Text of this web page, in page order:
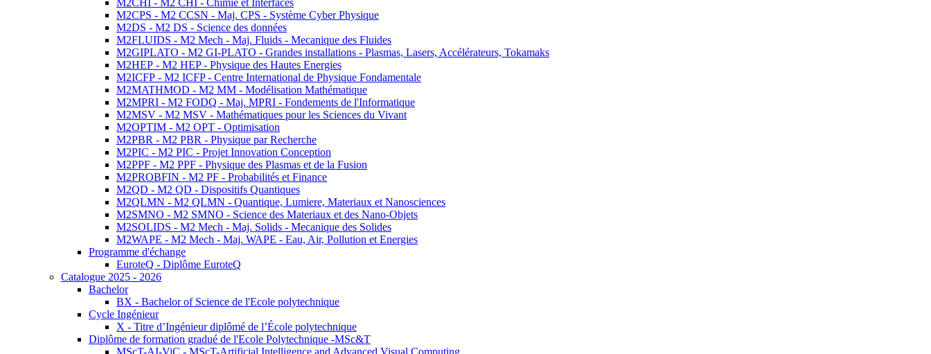
M2CHI - M2 CHI - Chimie et Interfaces
M2CPS - M2 CCSN - Maj. CPS - Système Cyber Physique
M2DS - M2 DS - Science des données
M2FLUIDS - M2 Mech - Maj. Fluids - Mecanique des Fluides
M2GIPLATO - M2 GI-PLATO - Grandes installations - Plasmas, Lasers, Accélérateurs, Tokamaks
M2HEP - M2 HEP - Physique des Hautes Energies
M2ICFP - M2 ICFP - Centre International de Physique Fondamentale
M2MATHMOD - M2 MM - Modélisation Mathématique
M2MPRI - M2 FODQ - Maj. MPRI - Fondements de l'Informatique
M2MSV - M2 MSV - Mathématiques pour les Sciences du Vivant
M2OPTIM - M2 OPT - Optimisation
M2PBR - M2 PBR - Physique par Recherche
M2PIC - M2 PIC - Projet Innovation Conception
M2PPF - M2 PPF - Physique des Plasmas et de la Fusion
M2PROBFIN - M2 PF - Probabilités et Finance
M2QD - M2 QD - Dispositifs Quantiques
M2QLMN - M2 QLMN - Quantique, Lumiere, Materiaux et Nanosciences
M2SMNO - M2 SMNO - Science des Materiaux et des Nano-Objets
M2SOLIDS - M2 Mech - Maj. Solids - Mecanique des Solides
M2WAPE - M2 Mech - Maj. WAPE - Eau, Air, Pollution et Energies
Programme d'échange
EuroteQ - Diplôme EuroteQ
Catalogue 2025 - 2026
Bachelor
BX - Bachelor of Science de l'Ecole polytechnique
Cycle Ingénieur
X - Titre d’Ingénieur diplômé de l’École polytechnique
Diplôme de formation gradué de l'Ecole Polytechnique -MSc&T
MScT-AI-ViC - MScT-Artificial Intelligence and Advanced Visual Computing